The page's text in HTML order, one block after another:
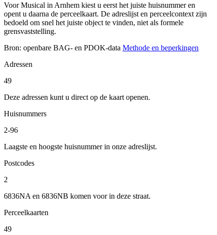
Voor Musical in Arnhem kiest u eerst het juiste huisnummer en
opent u daarna de perceelkaart. De adreslijst en perceelcontext zijn
bedoeld om snel het juiste object te vinden, niet als formele
grensvaststelling.
Bron: openbare BAG- en PDOK-data Methode en beperkingen
Adressen
49
Deze adressen kunt u direct op de kaart openen.
Huisnummers
2-96
Laagste en hoogste huisnummer in onze adreslijst.
Postcodes
2
6836NA en 6836NB komen voor in deze straat.
Perceelkaarten
49